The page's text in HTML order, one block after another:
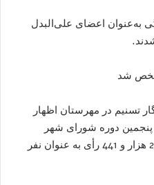
به‌عنوان اعضای علی‌البدل
شد
تسنیم در مهرستان اظهار
پنجمین دوره شورای شهر
مهرستان، محمد افشاری با کسب 2 هزار و 441 رأی به عنوان نفر